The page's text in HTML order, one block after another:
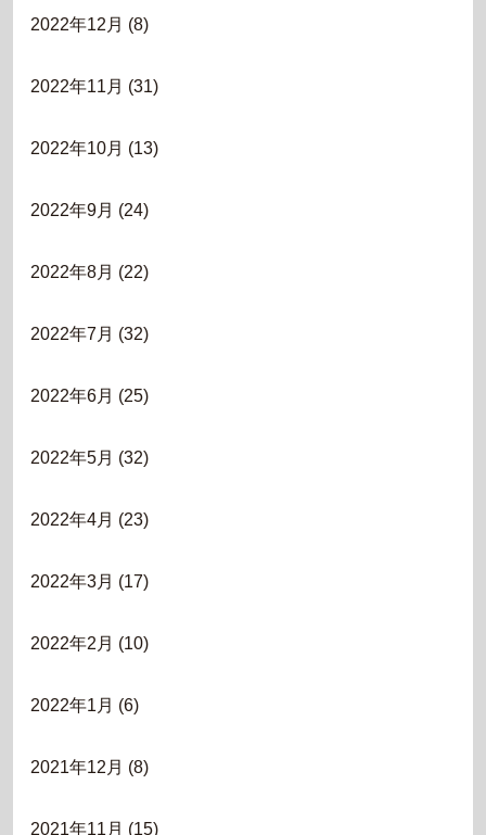
2022年12月 (8)
2022年11月 (31)
2022年10月 (13)
2022年9月 (24)
2022年8月 (22)
2022年7月 (32)
2022年6月 (25)
2022年5月 (32)
2022年4月 (23)
2022年3月 (17)
2022年2月 (10)
2022年1月 (6)
2021年12月 (8)
2021年11月 (15)